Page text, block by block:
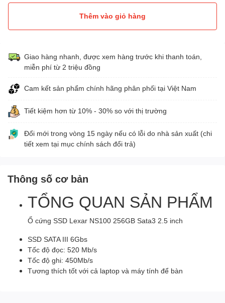
Thêm vào giỏ hàng
Giao hàng nhanh, được xem hàng trước khi thanh toán,
miễn phí từ 2 triệu đồng
Cam kết sản phẩm chính hãng phân phối tại Việt Nam
Tiết kiệm hơn từ 10% - 30% so với thị trường
Đổi mới trong vòng 15 ngày nếu có lỗi do nhà sản xuất (chi
tiết xem tại mục chính sách đổi trả)
Thông số cơ bản
TỔNG QUAN SẢN PHẨM
Ổ cứng SSD Lexar NS100 256GB Sata3 2.5 inch
SSD SATA III 6Gbs
Tốc độ đọc: 520 Mb/s
Tốc độ ghi: 450Mb/s
Tương thích tốt với cả laptop và máy tính để bàn